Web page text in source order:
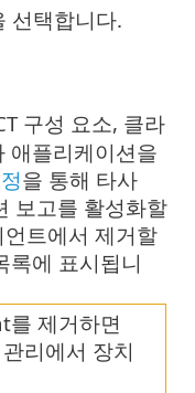
선택합니다.
구성 요소, 클라
애플리케이션을
을 통해 타사
보고를 활성화할
트에서 제거할
록에 표시됩니
를 제거하면
관리에서 장치